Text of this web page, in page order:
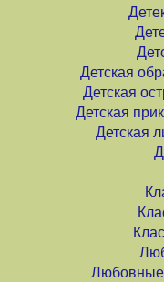
Детская
Детская
Детская
Детская
Любовные